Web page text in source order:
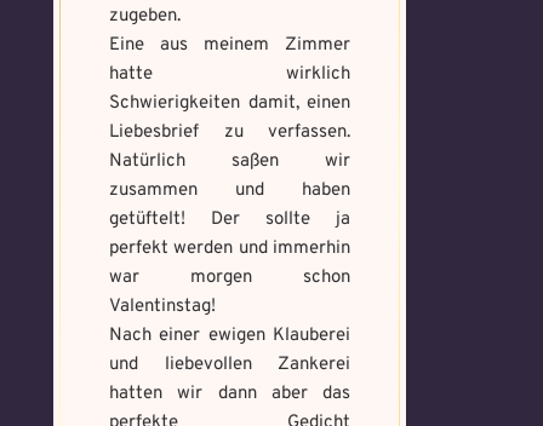
zugeben.
Eine aus meinem Zimmer
hatte wirklich
Schwierigkeiten damit, einen
Liebesbrief zu verfassen.
Natürlich saßen wir
zusammen und haben
getüftelt! Der sollte ja
perfekt werden und immerhin
war morgen schon
Valentinstag!
Nach einer ewigen Klauberei
und liebevollen Zankerei
hatten wir dann aber das
Wie bist du darauf
aufmerksam geworden
und wie bannst du es? *
Schreibe eine Geschichte mit mind.
500 Zeichen.
Mandala senden
Weitere Mandala findest du
hier:
https://mondaymandala.com/m/
Wie fängst du die Chaos
Magie ein? *
Bitte schreibe eine kleine Geschichte
mit mind. 500 Zeichen.
Memory Screenshot
senden
Benutzername *
Welches Item und für welche
Aufgabe?
Absenden